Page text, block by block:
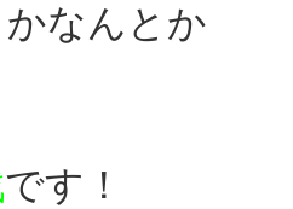
なんとか
です！